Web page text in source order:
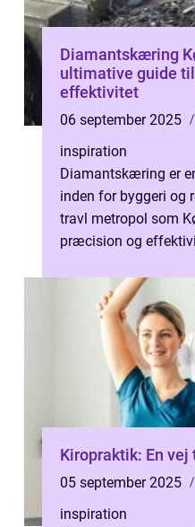
Diamantskæring
ultimative guide
effektivitet
06 september 2025
inspiration
Diamantskæring er
inden for byggeri og
travl metropol som
præcision og
Kiropraktik: En
05 september 2025
inspiration